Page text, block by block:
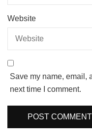
Website
Save my name, email,
next time I comment.